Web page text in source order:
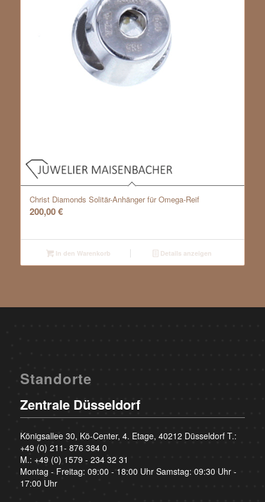
Christ Diamonds Solitär-Anhänger für Omega-Reif
200,00€
In den Warenkorb Details anzeigen
Standorte
Zentrale Düsseldorf
Königsallee 30, Kö-Center, 4. Etage, 40212 Düsseldorf T.:
+49 (0) 211- 876 384 0
M.: +49 (0) 1579 - 234 32 31
Montag - Freitag: 09:00 - 18:00 Uhr Samstag: 09:30 Uhr -
17:00 Uhr